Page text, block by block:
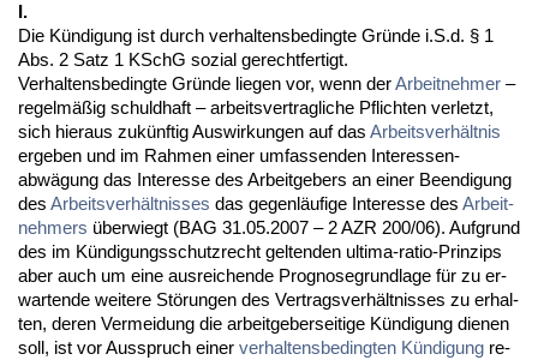
I.
Die Kündi­gung ist durch ver­hal­tens­be­ding­te Gründe i.S.d. § 1
Abs. 2 Satz 1 KSchG so­zi­al ge­recht­fer­tigt.
Ver­hal­tens­be­ding­te Gründe lie­gen vor, wenn derAr­beit­neh­mer –
re­gelmäßig schuld­haft – ar­beits­ver­trag­li­che Pflich­ten ver­letzt,
sich hier­aus zukünf­tig Aus­wir­kun­gen auf das Ar­beits­verhält­nis
er­ge­ben und im Rah­men ei­ner um­fas­sen­den In­ter­es­sen­
abwägung das In­ter­es­se des Ar­beit­ge­bers an ei­ner Be­en­di­gung
des Ar­beits­verhält­nis­ses das ge­genläufi­ge In­ter­es­se des Ar­beit­
neh­mers über­wiegt (BAG 31.05.2007 – 2 AZR 200/06). Auf­grund
des im Kündi­gungs­schutz­recht gel­ten­den ul­ti­ma-ra­tio-Prin­zips
aber auch um ei­ne aus­rei­chen­de Pro­gno­se­grund­la­ge für zu er­
war­ten­de wei­te­re Störun­gen des Ver­trags­verhält­nis­ses zu er­hal­
ten, de­ren Ver­mei­dung die ar­beit­ge­ber­sei­ti­ge Kündi­gung die­nen
soll, ist vor Aus­spruch ei­ner ver­hal­tens­be­ding­ten Kündi­gung re­